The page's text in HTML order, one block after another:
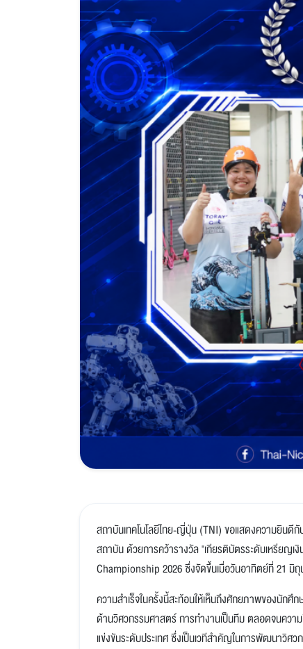
สถาบันเทคโนโลยีไทย-ญี่ปุ่น (TNI) ขอแสดงความยินดี
สถาบัน ด้วยการคว้ารางวัล "เกียรติบัตรระดับเหรียญ
Championship 2026 ซึ่งจัดขึ้นเมื่อวันอาทิตย์ที่ 21 มิ
ความสำเร็จในครั้งนี้สะท้อนให้เห็นถึงศักยภาพของนั
ด้านวิศวกรรมศาสตร์ การทำงานเป็นทีม ตลอดจนควา
แข่งขันระดับประเทศ ซึ่งเป็นเวทีสำคัญในการพัฒนาวิศว